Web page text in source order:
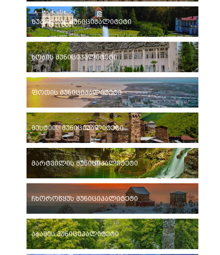
ზუგდიდის მუნიციპალიტეტი
ხობის მუნიციპალიტეტი
ფოთის მუნიციპალიტეტი
მესტიის მუნიციპალიტეტი
მარტვილის მუნიციპალიტეტი
ჩხოროწყუს მუნიციპალიტეტი
აბაშის მუნიციპალიტეტი